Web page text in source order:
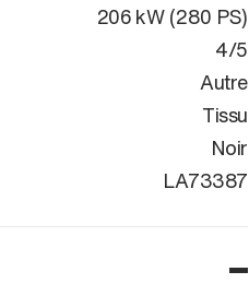
206 kW (280 PS)
4/5
Autre
Tissu
Noir
LA73387